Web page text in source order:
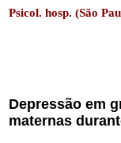
Psicol. hosp. (São
Depressão em
maternas